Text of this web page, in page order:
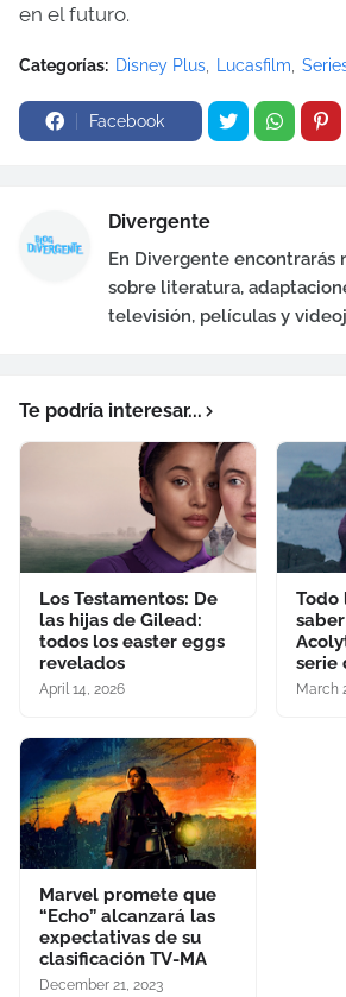
en el futuro.
Categorías: Disney Plus Lucasfilm
Facebook
Divergente
En Divergente encontrarás
sobre literatura,
televisión, películas y
Te podría interesar...
Los Testamentos: De
las hijas de Gilead:
todos los easter eggs
revelados
April 14, 2026
Todo
serie
March
Marvel promete que
“Echo” alcanzará las
expectativas de su
clasificación TV-MA
December 21, 2023